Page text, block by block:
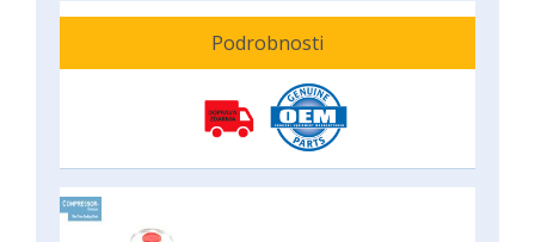
Podrobnosti